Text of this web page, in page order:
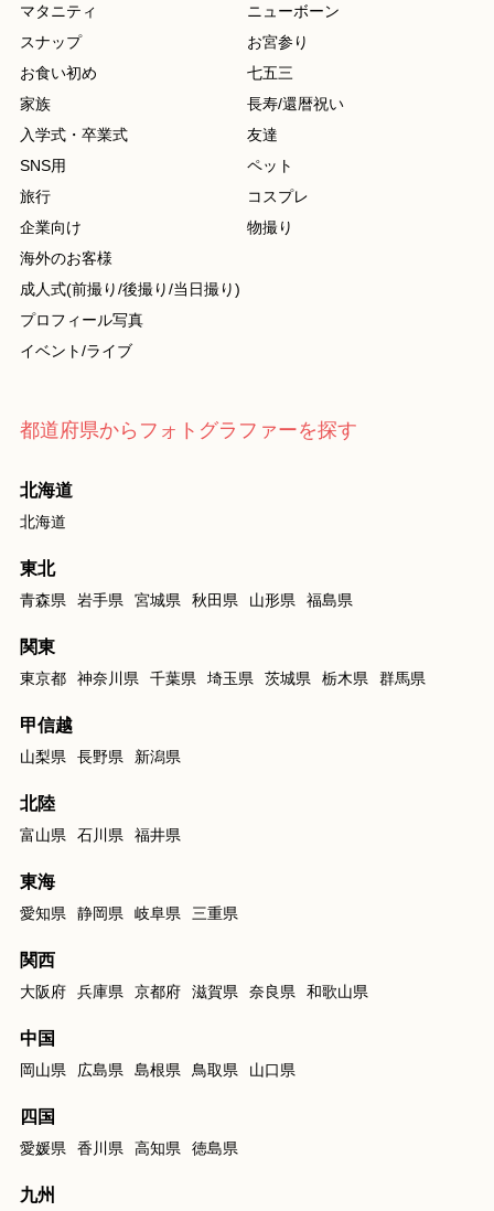
マタニティ
ニューボーン
スナップ
お宮参り
お食い初め
七五三
家族
長寿/還暦祝い
入学式・卒業式
友達
SNS用
ペット
旅行
コスプレ
企業向け
物撮り
海外のお客様
成人式(前撮り/後撮り/当日撮り)
プロフィール写真
イベント/ライブ
都道府県からフォトグラファーを探す
北海道
北海道
東北
青森県 岩手県 宮城県 秋田県 山形県 福島県
関東
東京都 神奈川県 千葉県 埼玉県 茨城県 栃木県 群馬県
甲信越
山梨県 長野県 新潟県
北陸
富山県 石川県 福井県
東海
愛知県 静岡県 岐阜県 三重県
関西
大阪府 兵庫県 京都府 滋賀県 奈良県 和歌山県
中国
岡山県 広島県 島根県 鳥取県 山口県
四国
愛媛県 香川県 高知県 徳島県
九州